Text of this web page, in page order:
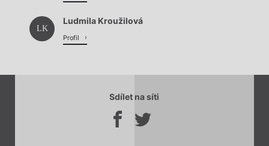
LK
Ludmila Kroužilová
Profil
Sdílet na síti